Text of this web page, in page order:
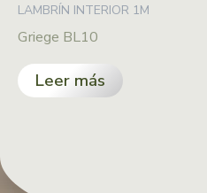
LAMBRÍN INTERIOR 1M
Griege BL10
Leer más